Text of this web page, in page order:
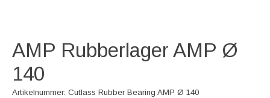
AMP Rubberlager AMP Ø
140
Artikelnummer: Cutlass Rubber Bearing AMP Ø 140